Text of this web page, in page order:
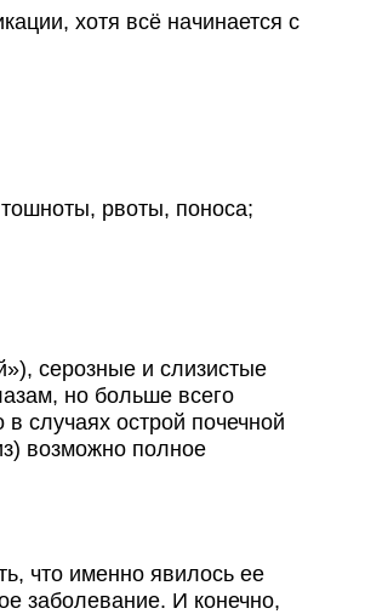
хотя всё начинается с
рвоты, поноса;
серозные и слизистые
но больше всего
случаях острой почечной
возможно полное
что именно явилось ее
заболевание. И конечно,